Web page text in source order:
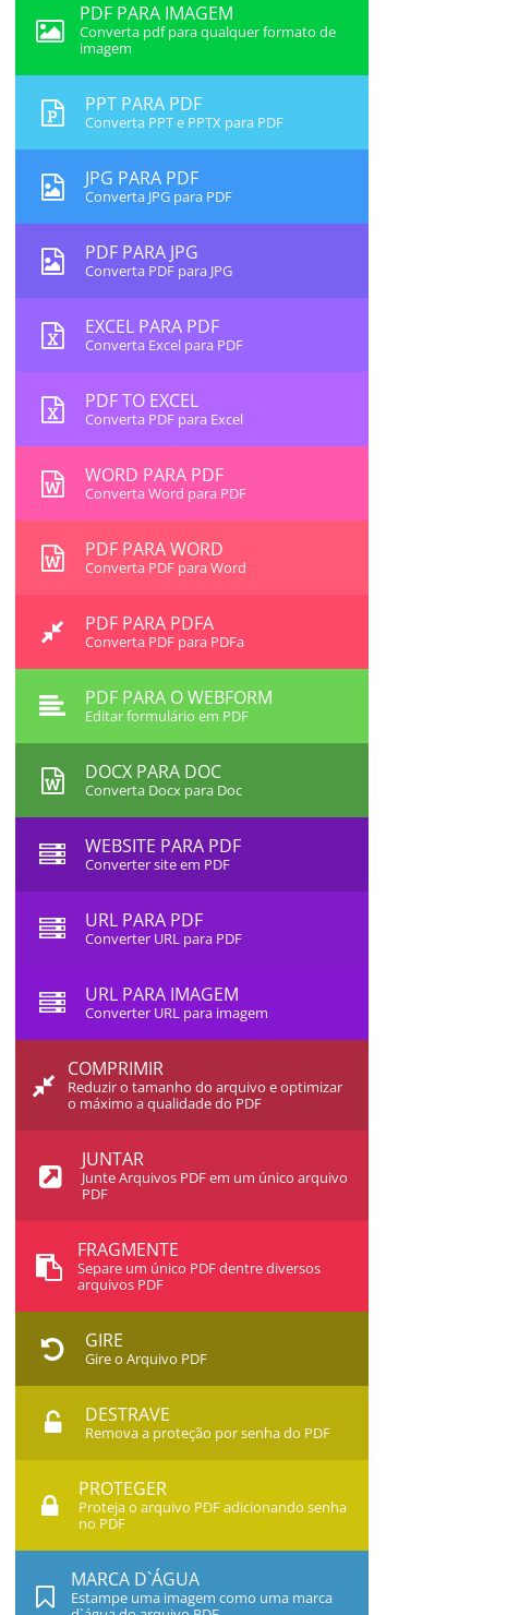
PDF PARA IMAGEM
Converta pdf para qualquer formato de
imagem
PPT PARA PDF
Converta PPT e PPTX para PDF
JPG PARA PDF
Converta JPG para PDF
PDF PARA JPG
Converta PDF para JPG
EXCEL PARA PDF
Converta Excel para PDF
PDF TO EXCEL
Converta PDF para Excel
WORD PARA PDF
Converta Word para PDF
PDF PARA WORD
Converta PDF para Word
PDF PARA PDFA
Converta PDF para PDFa
PDF PARA O WEBFORM
Editar formulário em PDF
DOCX PARA DOC
Converta Docx para Doc
WEBSITE PARA PDF
Converter site em PDF
URL PARA PDF
Converter URL para PDF
URL PARA IMAGEM
Converter URL para imagem
COMPRIMIR
Reduzir o tamanho do arquivo e optimizar
o máximo a qualidade do PDF
JUNTAR
Junte Arquivos PDF em um único arquivo
PDF
FRAGMENTE
Separe um único PDF dentre diversos
arquivos PDF
GIRE
Gire o Arquivo PDF
DESTRAVE
Remova a proteção por senha do PDF
PROTEGER
Proteja o arquivo PDF adicionando senha
no PDF
MARCA D`ÁGUA
Estampe uma imagem como uma marca